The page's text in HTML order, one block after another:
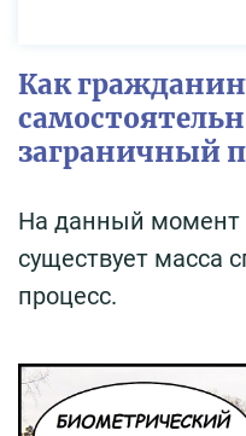
Как
заграничный
На данный момент
существует масса
процесс.